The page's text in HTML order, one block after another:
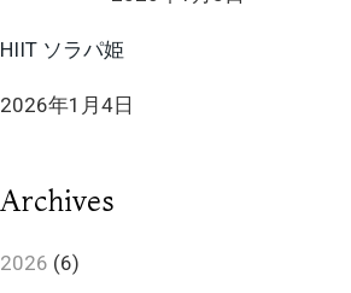
HIIT ソラパ姫
2026年1月4日
Archives
2026 (6)